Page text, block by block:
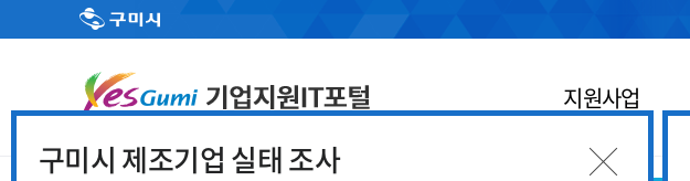
지원사업
구미시 제조기업 실태 조사